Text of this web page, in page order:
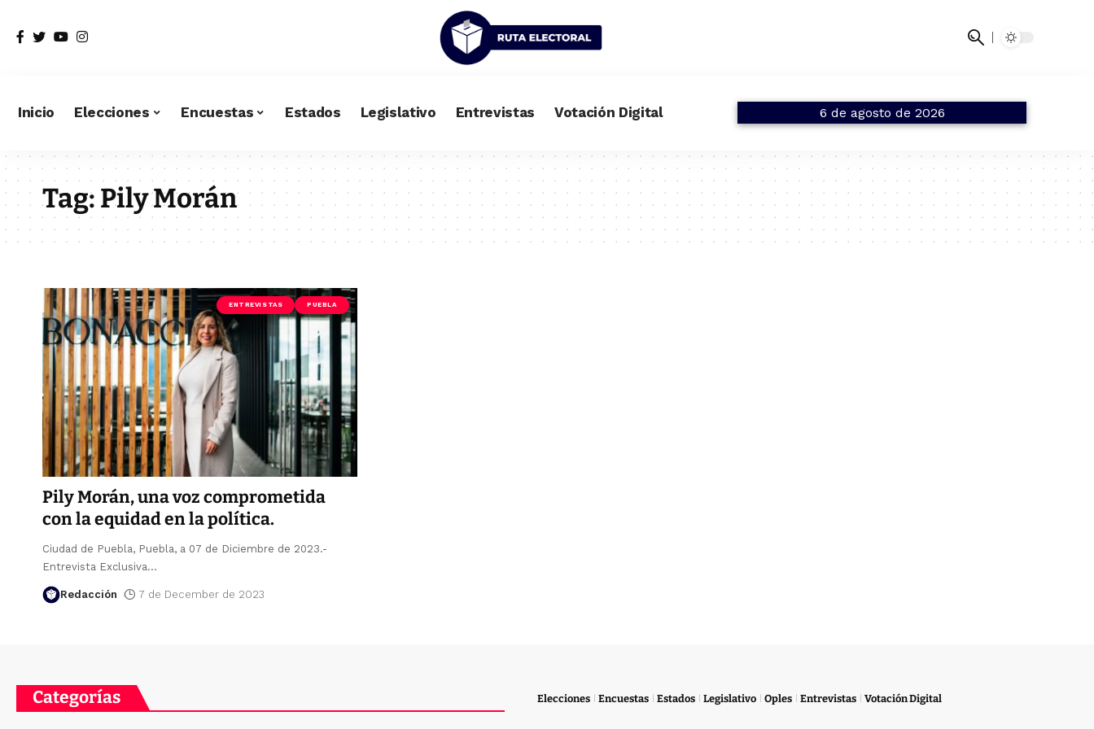
Inicio Elecciones Encuestas Estados Legislativo Entrevistas Votación Digital 6 de agosto de 2026
Tag: Pily Morán
ENTREVISTAS PUEBLA
Pily Morán, una voz comprometida
con la equidad en la política.
Ciudad de Puebla, Puebla, a 07 de Diciembre de 2023.-
Entrevista Exclusiva…
Redacción 7 de December de 2023
Categorías Elecciones Encuestas Estados Legislativo Oples Entrevistas Votación Digital